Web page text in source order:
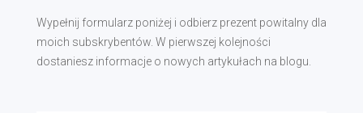
Wypełnij formularz poniżej i odbierz prezent powitalny dla
moich subskrybentów. W pierwszej kolejności
dostaniesz informacje o nowych artykułach na blogu.